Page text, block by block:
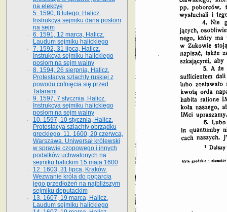
na elekcyę
5. 1590, 8 lutego, Halicz.
Instrukcya sejmiku dana posłom
na sejm
6. 1591, 12 marca, Halicz.
Laudum sejmiku halickiego
7. 1592, 31 lipca, Halicz.
Instrukcya sejmiku halickiego
posłom na sejm walny
8. 1594, 26 sierpnia, Halicz.
Protestacya szlachty ruskiej z
powodu cofnięcia się przed
Tatarami
9. 1597, 7 stycznia, Halicz.
Instrukcya sejmiku halickiego
posłom na sejm walny
10. 1597, 10 stycznia, Halicz.
Protestacya szlachty obrządku
greckiego. 11. 1600, 20 czerwca,
Warszawa. Uniwersał królewski
w sprawie czopowego i innych
podatków uchwalonych na
sejmiku halickim 15 maja 1600
12. 1603, 31 lipca, Kraków.
Wezwanie króla do poparcia
jego przedłożeń na najbliższym
sejmiku deputackim
13. 1607, 19 marca, Halicz.
Laudum sejmiku halickiego